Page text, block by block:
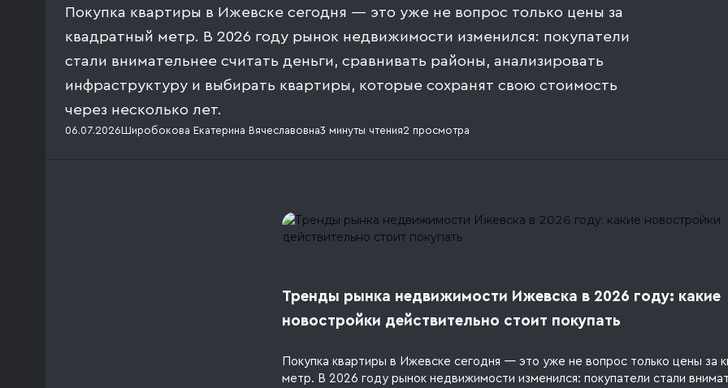
Покупка квартиры в Ижевске сегодня — это уже не вопрос только цены за
квадратный метр. В 2026 году рынок недвижимости изменился: покупатели
стали внимательнее считать деньги, сравнивать районы, анализировать
инфраструктуру и выбирать квартиры, которые сохранят свою стоимость
через несколько лет.
06.07.2026 Широбокова Екатерина Вячеславовна3 минуты чтения2 просмотра
Тренды рынка недвижимости Ижевска в 2026 году: какие
новостройки действительно стоит покупать
Покупка квартиры в Ижевске сегодня — это уже не вопрос только цены за
метр. В 2026 году рынок недвижимости изменился: покупатели стали